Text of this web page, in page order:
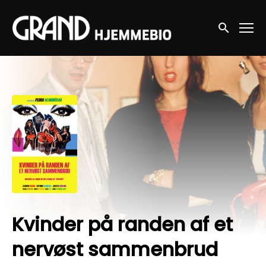
Accessibility Links
Søg nu
Kvinder på randen af et
nervøst sammenbrud